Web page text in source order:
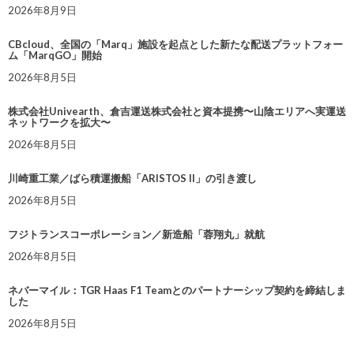
2026年8月9日
CBcloud、全国の「Marq」施設を起点とした新たな配送プラットフォー
ム「MarqGO」開始
2026年8月5日
株式会社Univearth、倉吉運送株式会社と資本提携〜山陰エリアへ実運送
ネットワークを拡大〜
2026年8月5日
川崎重工業／ばら積運搬船「ARISTOS II」の引き渡し
2026年8月5日
フジトランスコーポレーション／新造船「蓉翔丸」就航
2026年8月5日
ネバーマイル：TGR Haas F1 Teamとのパートナーシップ契約を締結しま
した
2026年8月5日